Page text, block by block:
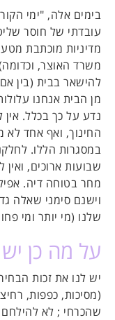
בימים אלה, "ימי
עובדתי של חוסר
מדיניות מוכתבת
משרד האוצר,
להישאר בבית (בין
מן הבית אנחנו
נדע על כך בכלל.
החינוך, ואף אחד לא
במסגרות הללו.
שבועות ארוכים,
מחר בטוחה דיה.
וישנם סימני שאלה
שלנו (מי יותר ומי
על מה כן
יש לנו את זכות
(מסיכות, כפפות,
שהכרחי ; לא להילחם